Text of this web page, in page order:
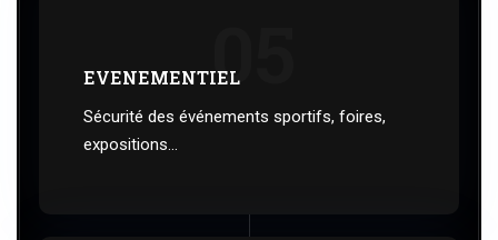
EVENEMENTIEL
Sécurité des événements sportifs, foires,
expositions...
05